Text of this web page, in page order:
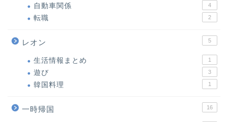
自動車関係 4
転職 2
レオン 5
生活情報まとめ 1
遊び 3
韓国料理 1
一時帰国 16